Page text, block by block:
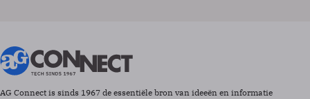
AG Connect is sinds 1967 de essentiële bron van ideeën en informatie